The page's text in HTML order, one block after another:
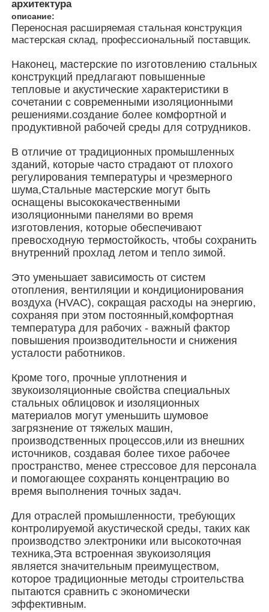
О Компании
Наша фабрика
контроль качества
контактные данные
Новости
Все случаи
Стальная конструкция здания
Мастерская стальных конструкций
склад стальной конструкции
Стальные конструкции
Тяжелая стальная структура
Мост из стальной конструкции
Стальная конструкция офиса
Стальная конструкция птичника
Многоэтажная стальная конструкция
архитектура
описание:
Переносная расширяемая стальная конструкция
мастерская склад, профессиональный поставщик.
Наконец, мастерские по изготовлению стальных
конструкций предлагают повышенные
тепловые и акустические характеристики в
сочетании с современными изоляционными
решениями.создание более комфортной и
продуктивной рабочей среды для сотрудников.
В отличие от традиционных промышленных
зданий, которые часто страдают от плохого
регулирования температуры и чрезмерного
шума,Стальные мастерские могут быть
оснащены высококачественными
изоляционными панелями во время
изготовления, которые обеспечивают
превосходную термостойкость, чтобы сохранить
внутренний прохлад летом и тепло зимой.
Это уменьшает зависимость от систем
отопления, вентиляции и кондиционирования
воздуха (HVAC), сокращая расходы на энергию,
сохраняя при этом постоянный,комфортная
температура для рабочих - важный фактор
повышения производительности и снижения
усталости работников.
Кроме того, прочные уплотнения и
звукоизоляционные свойства специальных
стальных облицовок и изоляционных
материалов могут уменьшить шумовое
загрязнение от тяжелых машин,
производственных процессов,или из внешних
источников, создавая более тихое рабочее
пространство, менее стрессовое для персонала
и помогающее сохранять концентрацию во
время выполнения точных задач.
Для отраслей промышленности, требующих
контролируемой акустической среды, таких как
производство электроники или высокоточная
техника,Эта встроенная звукоизоляция
является значительным преимуществом,
которое традиционные методы строительства
пытаются сравнить с экономически
эффективным.